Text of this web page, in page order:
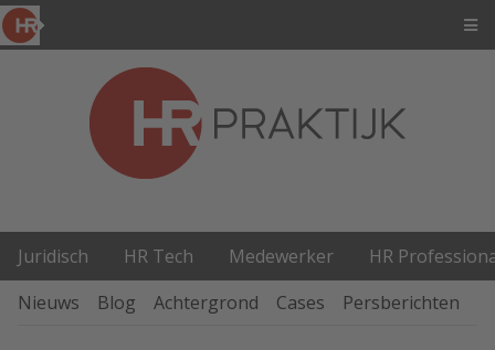
Juridisch HR Tech Medewerker
HR
Nieuws
Blog Achtergrond Cases Persberichten